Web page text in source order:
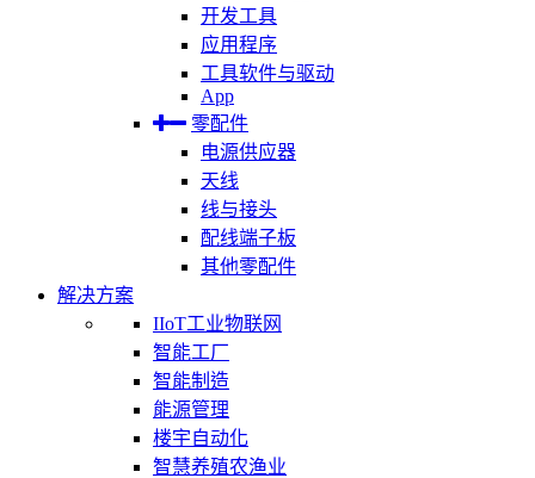
开发工具
应用程序
工具软件与驱动
App
零配件
电源供应器
天线
线与接头
配线端子板
其他零配件
解决方案
IIoT工业物联网
智能工厂
智能制造
能源管理
楼宇自动化
智慧养殖农渔业